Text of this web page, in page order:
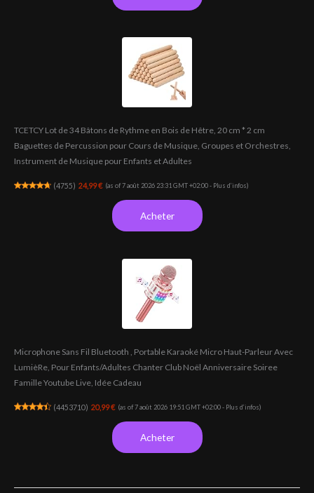
TCETCY Lot de 34 Bâtons de Rythme en Bois de Hêtre, 20 cm * 2 cm
Baguettes de Percussion pour Cours de Musique, Groupes et Orchestres,
Instrument de Musique pour Enfants et Adultes
(4755) 24,99 € (as of 7 août 2026 23:31 GMT +02:00 - Plus d’infos)
Acheter
Microphone Sans Fil Bluetooth , Portable Karaoké Micro Haut-Parleur Avec
LumièRe, Pour Enfants/Adultes Chanter Club Noël Anniversaire Soiree
Famille Youtube Live, Idée Cadeau
(4453710) 20,99 € (as of 7 août 2026 19:51 GMT +02:00 - Plus d’infos)
Acheter